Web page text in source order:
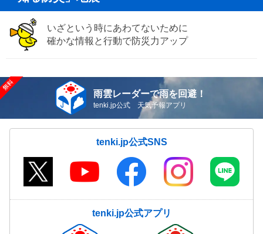
いざという時にあわてないために
確かな情報と行動で防災力アップ
雨雲レーダーで雨を回避！
tenki.jp公式 天気予報アプリ
tenki.jp公式SNS
tenki.jp公式アプリ